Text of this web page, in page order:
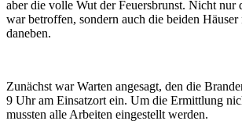
aber die volle Wut der Feuersbrunst. Nicht nur
war betroffen, sondern auch die beiden
daneben.
Zunächst war Warten angesagt, den die
9 Uhr am Einsatzort ein. Um die Ermittlung
mussten alle Arbeiten eingestellt werden.